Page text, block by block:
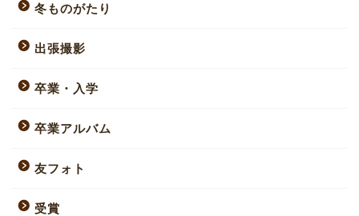
冬ものがたり
出張撮影
卒業・入学
卒業アルバム
友フォト
受賞